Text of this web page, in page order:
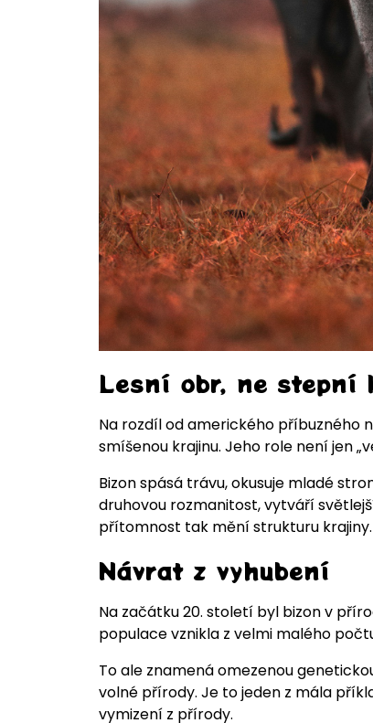
Lesní obr, ne stepní
Na rozdíl od amerického příbuzného
smíšenou krajinu. Jeho role není jen
Bizon spásá trávu, okusuje mladé
druhovou rozmanitost, vytváří
přítomnost tak mění strukturu krajiny.
Návrat z vyhubení
Na začátku 20. století byl bizon v
populace vznikla z velmi malého
To ale znamená omezenou
volné přírody. Je to jeden z mála
vymizení z přírody.